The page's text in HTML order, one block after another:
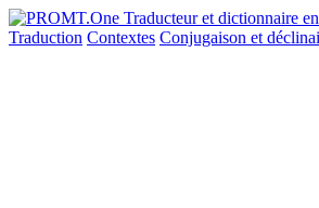
Traduction Contextes Conjugaison et